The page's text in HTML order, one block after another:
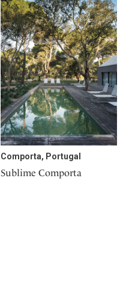
Comporta, Portugal
Sublime Comporta